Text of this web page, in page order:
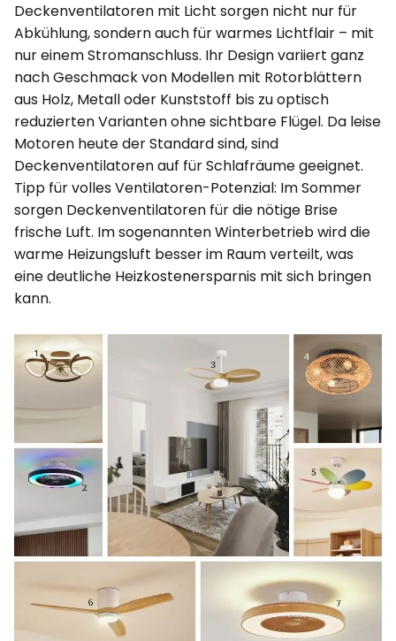
Deckenventilatoren mit Licht sorgen nicht nur für
Abkühlung, sondern auch für warmes Lichtflair – mit
nur einem Stromanschluss. Ihr Design variiert ganz
nach Geschmack von Modellen mit Rotorblättern
aus Holz, Metall oder Kunststoff bis zu optisch
reduzierten Varianten ohne sichtbare Flügel. Da leise
Motoren heute der Standard sind, sind
Deckenventilatoren auf für Schlafräume geeignet.
Tipp für volles Ventilatoren-Potenzial: Im Sommer
sorgen Deckenventilatoren für die nötige Brise
frische Luft. Im sogenannten Winterbetrieb wird die
warme Heizungsluft besser im Raum verteilt, was
eine deutliche Heizkostenersparnis mit sich bringen
kann.